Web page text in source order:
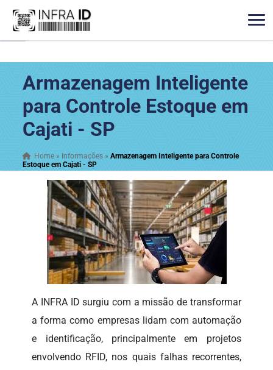
Armazenagem Inteligente
para Controle Estoque em
Cajati - SP
Home » Informações »Armazenagem Inteligente para Controle
Estoque em Cajati - SP
A INFRA ID surgiu com a missão de transformar
a forma como empresas lidam com automação
e identificação, principalmente em projetos
envolvendo RFID, nos quais falhas recorrentes,